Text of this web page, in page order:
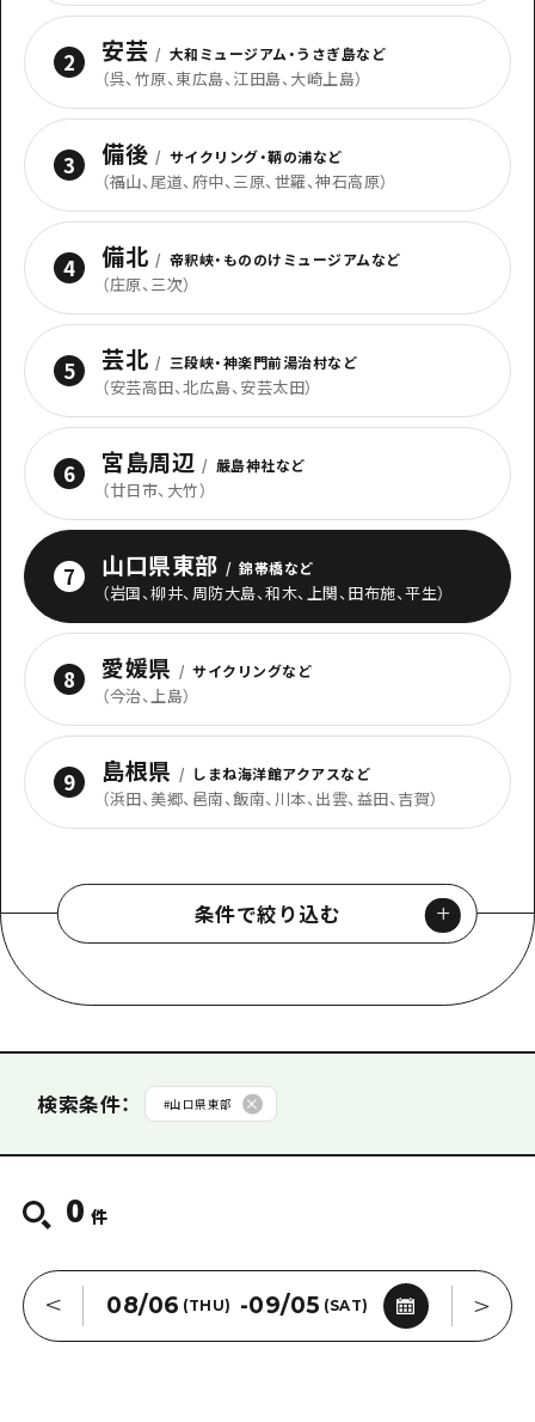
関連リンク
2 安芸 / 大和ミュージアム・うさぎ島など
（呉、竹原、東広島、江田島、大崎上島）
3 備後 / サイクリング・鞆の浦など
（福山、尾道、府中、三原、世羅、神石高原）
4 備北 / 帝釈峡・もののけミュージアムなど
（庄原、三次）
5 芸北 / 三段峡・神楽門前湯治村など
（安芸高田、北広島、安芸太田）
6 宮島周辺 / 嚴島神社など
（廿日市、大竹）
7 山口県東部 / 錦帯橋など
（岩国、柳井、周防大島、和木、上関、田布施、平生）
8 愛媛県 / サイクリングなど
（今治、上島）
9 島根県 / しまね海洋館アクアスなど
（浜田、美郷、邑南、飯南、川本、出雲、益田、吉賀）
条件で絞り込む
カテゴリから探す
#音楽 #アート #オンライン #キャンペーン
#グルメ・酒 スポーツ #
#展示・展覧会 #平和 #歴史・文化 #物産展 #祭り
自然
検索条件： #山口県東部
0 件
08/06 (THU) -09/05 (SAT)